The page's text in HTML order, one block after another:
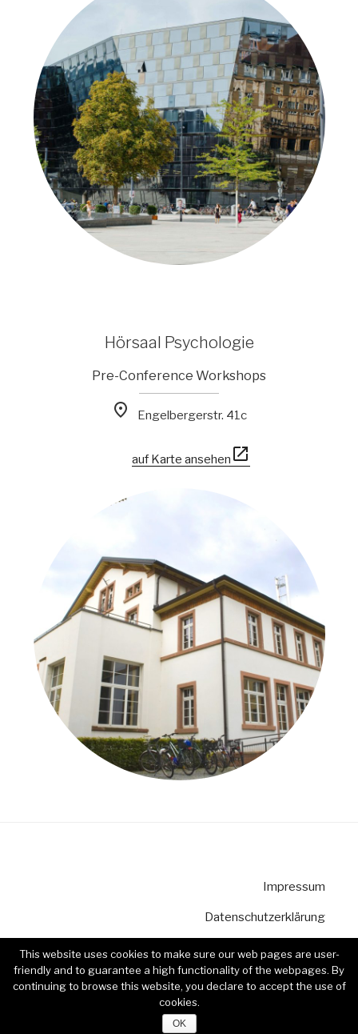
Hörsaal Psychologie
Pre-Conference Workshops
 Engelbergerstr. 41c
auf Karte ansehen 
Impressum
Datenschutzerklärung
This website uses cookies to make sure our web pages are user-
friendly and to guarantee a high functionality of the webpages. By
continuing to browse this website, you declare to accept the use of
cookies.
OK